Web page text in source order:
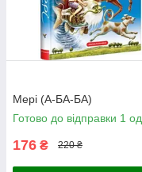
Мері (А-БА-БА)
Готово до відправки 1 од.
176 ₴ 220 ₴